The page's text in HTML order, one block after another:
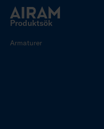
Produktsök
Armaturer